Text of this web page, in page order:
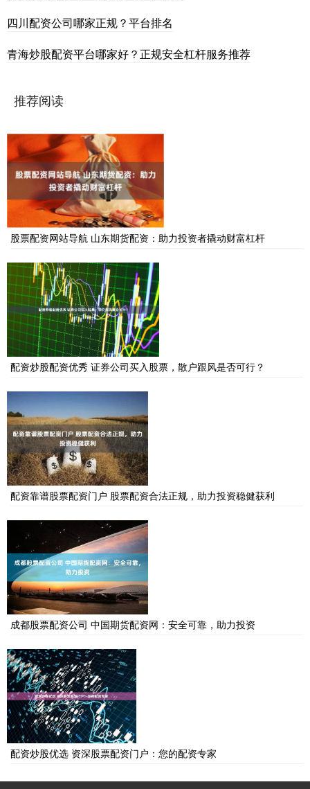
四川配资公司哪家正规？平台排名
青海炒股配资平台哪家好？正规安全杠杆服务推荐
推荐阅读
股票配资网站导航 山东期货配资：助力投资者撬动财富杠杆
配资炒股配资优秀 证券公司买入股票，散户跟风是否可行？
配资靠谱股票配资门户 股票配资合法正规，助力投资稳健获利
成都股票配资公司 中国期货配资网：安全可靠，助力投资
配资炒股优选 资深股票配资门户：您的配资专家